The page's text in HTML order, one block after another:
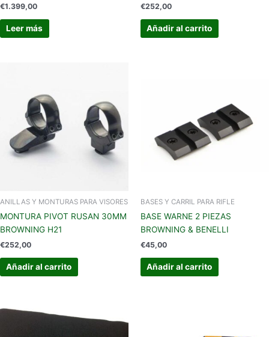
€1.399,00
Leer más
€252,00
Añadir al carrito
ANILLAS Y MONTURAS PARA VISORES
MONTURA PIVOT RUSAN 30MM
BROWNING H21
€252,00
Añadir al carrito
BASES Y CARRIL PARA RIFLE
BASE WARNE 2 PIEZAS
BROWNING & BENELLI
€45,00
Añadir al carrito